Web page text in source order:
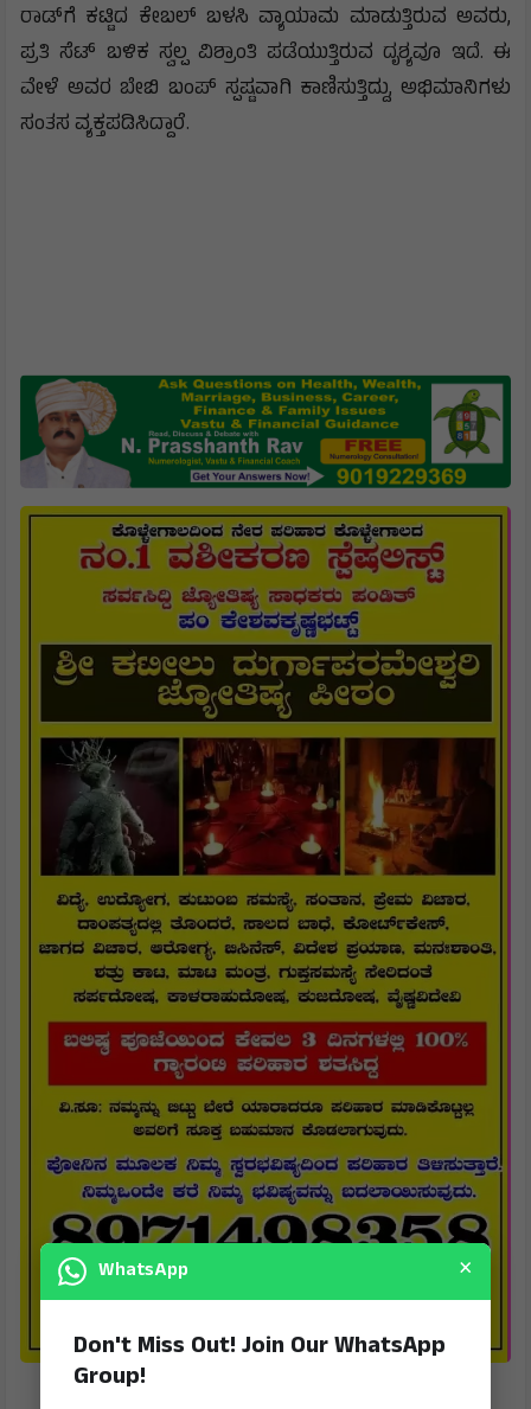
ರಾಡ್‌ಗೆ ಕಟ್ಟಿದ ಕೇಬಲ್ ಬಳಸಿ ವ್ಯಾಯಾಮ ಮಾಡುತ್ತಿರುವ ಅವರು,
ಪ್ರತಿ ಸೆಟ್ ಬಳಿಕ ಸ್ವಲ್ಪ ವಿಶ್ರಾಂತಿ ಪಡೆಯುತ್ತಿರುವ ದೃಶ್ಯವೂ ಇದೆ. ಈ
ವೇಳೆ ಅವರ ಬೇಬಿ ಬಂಪ್ ಸ್ಪಷ್ಟವಾಗಿ ಕಾಣಿಸುತ್ತಿದ್ದು, ಅಭಿಮಾನಿಗಳು
ಸಂತಸ ವ್ಯಕ್ತಪಡಿಸಿದ್ದಾರೆ.
WhatsApp ×
Don't Miss Out! Join Our WhatsApp
Group!